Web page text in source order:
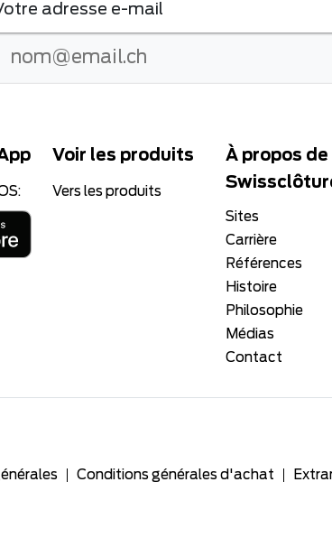
adresse e-mail
Voir les produits
Vers les produits
À propos de
Sites
Carrière
Références
Histoire
Philosophie
Médias
Contact
Conditions générales d'achat